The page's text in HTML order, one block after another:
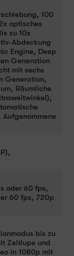
100
optisches
zu 10x
Abdeckung
Engine, Deep
Generation
mit sechs
Generation,
Räumliche
oder 60 fps,
60 fps, 720p
bis zu
Zeitlupe und
in 1080p mit